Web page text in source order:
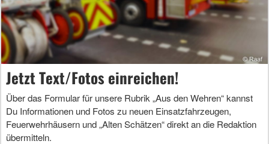
Jetzt Text/Fotos einreichen!
Über das Formular für unsere Rubrik „Aus den Wehren“ kannst
Du Informationen und Fotos zu neuen Einsatzfahrzeugen,
Feuerwehrhäusern und „Alten Schätzen“ direkt an die Redaktion
übermitteln.